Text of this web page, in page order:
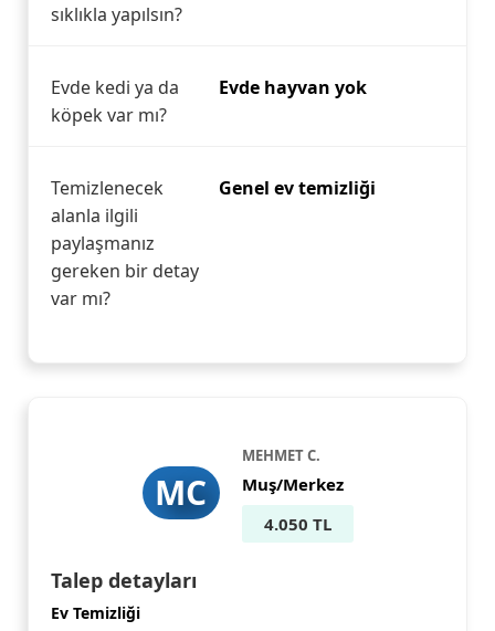
sıklıkla yapılsın?
Evde kedi ya da
köpek var mı?
Evde hayvan yok
Temizlenecek
alanla ilgili
paylaşmanız
gereken bir detay
var mı?
Genel ev temizliği
MC
MEHMET C.
Muş/Merkez
4.050 TL
Talep detayları
Ev Temizliği